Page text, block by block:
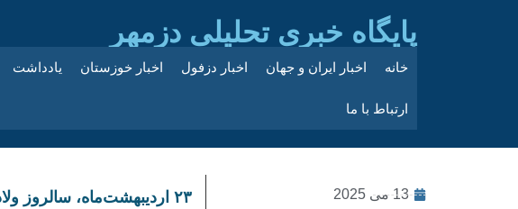
پایگاه خبری تحلیلی دزمهر
خانه اخبار ایران و جهان اخبار دزفول اخبار خوزستان یادداشت
ارتباط با ما
13 می 2025
۲۳ اردیبهشت‌ماه،